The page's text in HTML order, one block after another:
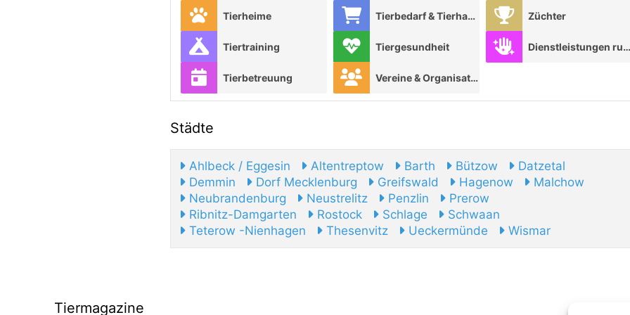
Tierheime Tierbedarf & Tierhandel Züchter
Tiertraining Tiergesundheit Dienstleistungen rund ums Tier
Tierbetreuung Vereine & Organisationen
Städte
Ahlbeck / Eggesin Altentreptow Barth Bützow
Datzetal
Demmin
Dorf Mecklenburg Greifswald Hagenow
Malchow
Neubrandenburg
Neustrelitz Penzlin
Prerow
Ribnitz-Damgarten
Rostock Schlage
Schwaan
Teterow -Nienhagen
Thesenvitz Ueckermünde Wismar
Tiermagazine